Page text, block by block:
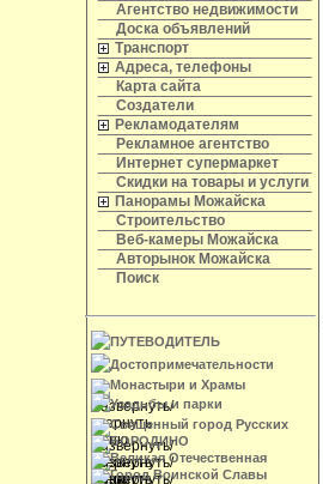
Агентство недвижимости
Доска объявлений
Транспорт
Адреса, телефоны
Карта сайта
Создатели
Рекламодателям
Рекламное агентство
Интернет супермаркет
Скидки на товары и услуги
Панорамы Можайска
Строительство
Веб-камеры Можайска
Авторынок Можайска
Поиск
ПУТЕВОДИТЕЛЬ
Достопримечательности
Монастыри и Храмы
Усадьбы и парки
Священный город Русских
БОРОДИНО
Великая Отечественная
Город Воинской Славы